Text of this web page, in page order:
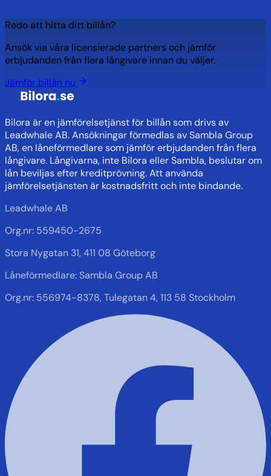
Redo att hitta ditt billån?
Ansök via våra licensierade partners och jämför
erbjudanden från flera långivare innan du väljer.
Jämför billån nu
Bilora är en jämförelsetjänst för billån som drivs av
Leadwhale AB. Ansökningar förmedlas av Sambla Group
AB, en låneförmedlare som jämför erbjudanden från flera
långivare. Långivarna, inte Bilora eller Sambla, beslutar om
lån beviljas efter kreditprövning. Att använda
jämförelsetjänsten är kostnadsfritt och inte bindande.
Leadwhale AB
Org.nr: 559450-2675
Stora Nygatan 31, 411 08 Göteborg
Låneförmedlare: Sambla Group AB
Org.nr: 556974-8378, Tulegatan 4, 113 58 Stockholm